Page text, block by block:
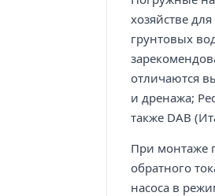
хозяйстве
грунтовых
отличаются
и дренажа;
также DAB
При монтаже
обратного
насоса в